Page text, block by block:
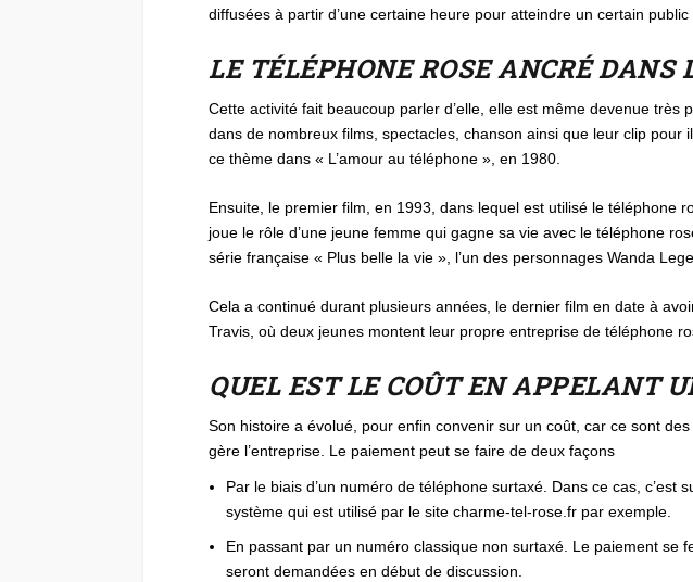
diffusées à partir d’une certaine heure pour atteindre un certain
LE TÉLÉPHONE ROSE ANCRÉ DANS
Cette activité fait beaucoup parler d’elle, elle est même devenue très
dans de nombreux films, spectacles, chanson ainsi que leur clip
ce thème dans « L’amour au téléphone », en 1980.
Ensuite, le premier film, en 1993, dans lequel est utilisé le téléphone
joue le rôle d’une jeune femme qui gagne sa vie avec le téléphone
série française « Plus belle la vie », l’un des personnages Wanda
Cela a continué durant plusieurs années, le dernier film en date à
Travis, où deux jeunes montent leur propre entreprise de téléphone
QUEL EST LE COÛT EN APPELANT
Son histoire a évolué, pour enfin convenir sur un coût, car ce sont
gère l’entreprise. Le paiement peut se faire de deux façons
Par le biais d’un numéro de téléphone surtaxé. Dans ce cas,
système qui est utilisé par le site charme-tel-rose.fr par exemple.
En passant par un numéro classique non surtaxé. Le paiement
seront demandées en début de discussion.